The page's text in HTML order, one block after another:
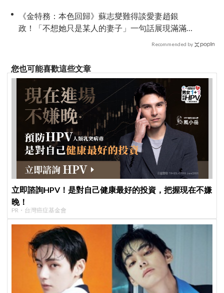
《金特務：本色回歸》蘇志燮難得談愛妻趙銀
政！「不想她只是某人的妻子」一句話展現滿滿
Recommended by
您也可能喜歡這些文章
立即諮詢HPV！是對自己健康最好的投資，把握現在不嫌
晚！
PR・台灣癌症基金會